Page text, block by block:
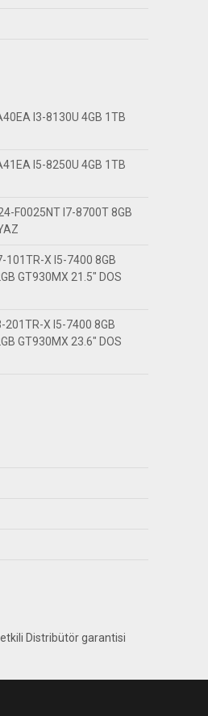
I3-8130U 4GB 1TB
I5-8250U 4GB 1TB
F0025NT I7-8700T 8GB
101TR-X I5-7400 8GB
GT930MX 21.5″ DOS
201TR-X I5-7400 8GB
GT930MX 23.6″ DOS
Distribütör garantisi